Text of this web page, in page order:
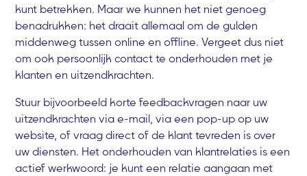
kunt betrekken. Maar we kunnen het niet genoeg
benadrukken: het draait allemaal om de gulden
middenweg tussen online en offline. Vergeet dus niet
om ook persoonlijk contact te onderhouden met je
klanten en uitzendkrachten.
Stuur bijvoorbeeld korte feedbackvragen naar uw
uitzendkrachten via e-mail, via een pop-up op uw
website, of vraag direct of de klant tevreden is over
uw diensten. Het onderhouden van klantrelaties is een
actief werkwoord: je kunt een relatie aangaan met